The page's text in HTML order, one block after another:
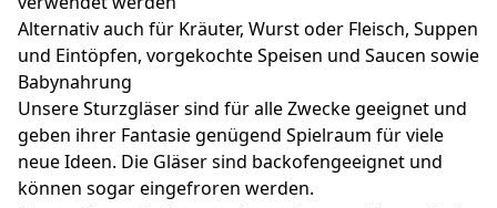
Alternativ auch für Kräuter, Wurst oder Fleisch, Suppen
und Eintöpfen, vorgekochte Speisen und Saucen sowie
Babynahrung
Unsere Sturzgläser sind für alle Zwecke geeignet und
geben ihrer Fantasie genügend Spielraum für viele
neue Ideen. Die Gläser sind backofengeeignet und
können sogar eingefroren werden.